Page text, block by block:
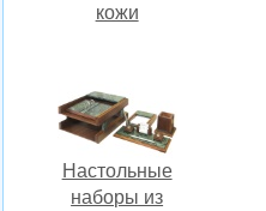
кожи
Настольные
наборы из